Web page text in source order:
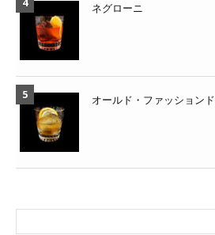
ネグローニ
オールド・ファッションド